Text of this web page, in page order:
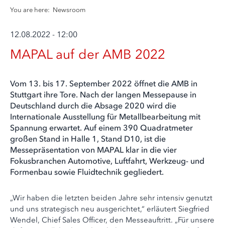
You are here: Newsroom
12.08.2022 - 12:00
MAPAL auf der AMB 2022
Vom 13. bis 17. September 2022 öffnet die AMB in
Stuttgart ihre Tore. Nach der langen Messepause in
Deutschland durch die Absage 2020 wird die
Internationale Ausstellung für Metallbearbeitung mit
Spannung erwartet. Auf einem 390 Quadratmeter
großen Stand in Halle 1, Stand D10, ist die
Messepräsentation von MAPAL klar in die vier
Fokusbranchen Automotive, Luftfahrt, Werkzeug- und
Formenbau sowie Fluidtechnik gegliedert.
„Wir haben die letzten beiden Jahre sehr intensiv genutzt
und uns strategisch neu ausgerichtet,“ erläutert Siegfried
Wendel, Chief Sales Officer, den Messeauftritt. „Für unsere